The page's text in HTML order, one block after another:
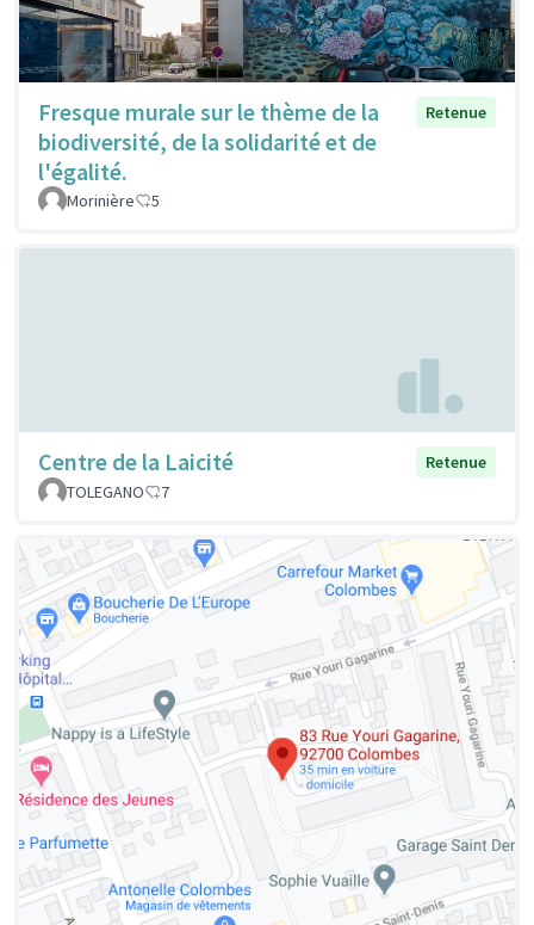
Fresque murale sur le thème de la
biodiversité, de la solidarité et de
l'égalité.
Retenue
Morinière 5
Centre de la Laicité
Retenue
TOLEGANO
7